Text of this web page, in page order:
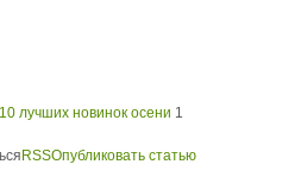
лучших новинок осени 1
RSSОпубликовать статью